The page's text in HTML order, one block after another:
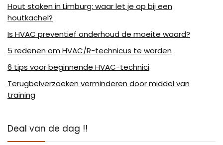
Hout stoken in Limburg: waar let je op bij een
houtkachel?
Is HVAC preventief onderhoud de moeite waard?
5 redenen om HVAC/R-technicus te worden
6 tips voor beginnende HVAC-technici
Terugbelverzoeken verminderen door middel van
training
Deal van de dag !!